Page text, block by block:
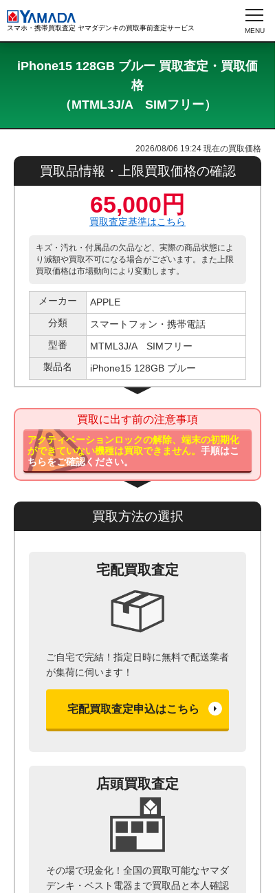
スマホ・携帯買取査定 ヤマダデンキの買取事前査定サービス
iPhone15 128GB ブルー 買取査定・買取価
格
（MTML3J/A SIMフリー）
2026/08/06 19:24 現在の買取価格
買取品情報・上限買取価格の確認
65,000円
買取査定基準はこちら
キズ・汚れ・付属品の欠品など、実際の商品状態によ
り減額や買取不可になる場合がございます。また上限
買取価格は市場動向により変動します。
メーカー
APPLE
分類
スマートフォン・携帯電話
型番
MTML3J/A SIMフリー
製品名
iPhone15 128GB ブルー
買取に出す前の注意事項
アクティベーションロックの解除、端末の初期化
ができていない機種は買取できません。手順はこ
ちらをご確認ください。
買取方法の選択
宅配買取査定
ご自宅で完結！指定日時に無料で配送業者
が集荷に伺います！
宅配買取査定申込はこちら
店頭買取査定
その場で現金化！全国の買取可能なヤマダ
デンキ・ベスト電器まで買取品と本人確認